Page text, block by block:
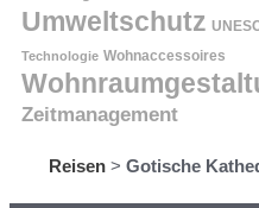
Umweltschutz
Technologie Wohnaccessoires
Zeitmanagement
Reisen> Gotische